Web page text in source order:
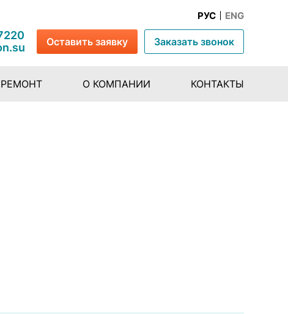
РУС ENG
Оставить заявку Заказать звонок
О КОМПАНИИ КОНТАКТЫ